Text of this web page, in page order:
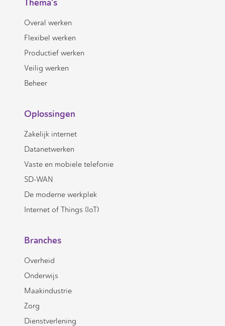
Thema's
Overal werken
Flexibel werken
Productief werken
Veilig werken
Beheer
Oplossingen
Zakelijk internet
Datanetwerken
Vaste en mobiele telefonie
SD-WAN
De moderne werkplek
Internet of Things (IoT)
Branches
Overheid
Onderwijs
Maakindustrie
Zorg
Dienstverlening